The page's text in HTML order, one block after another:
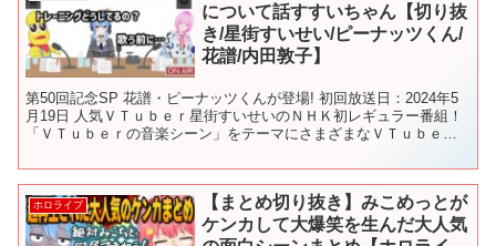
について話すすいちゃん【切り抜
き/星街すいせい/ピーナッツくん/
花譜/内田敦子】
第50回記念SP 花譜・ピーナッツくんが登場! 初回放送日：2024年5
月19日 人気ＶＴｕｂｅｒ星街すいせいのＮＨＫ初レギュラー番組！
「ＶＴｕｂｅｒの音楽シーン」をテーマにさまざまなＶＴｕｂｅｒ
ホロライブ
【まとめ切り抜き】みこめっとが
ケンカして大爆笑を生んだ大人気